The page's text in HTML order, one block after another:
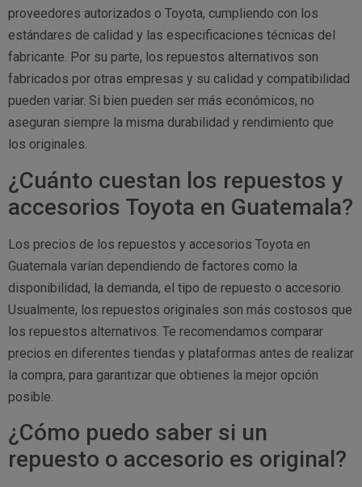
proveedores autorizados o Toyota, cumpliendo con los
estándares de calidad y las especificaciones técnicas del
fabricante. Por su parte, los repuestos alternativos son
fabricados por otras empresas y su calidad y compatibilidad
pueden variar. Si bien pueden ser más económicos, no
aseguran siempre la misma durabilidad y rendimiento que
los originales.
¿Cuánto cuestan los repuestos y
accesorios Toyota en Guatemala?
Los precios de los repuestos y accesorios Toyota en
Guatemala varían dependiendo de factores como la
disponibilidad, la demanda, el tipo de repuesto o accesorio.
Usualmente, los repuestos originales son más costosos que
los repuestos alternativos. Te recomendamos comparar
precios en diferentes tiendas y plataformas antes de realizar
la compra, para garantizar que obtienes la mejor opción
posible.
¿Cómo puedo saber si un
repuesto o accesorio es original?